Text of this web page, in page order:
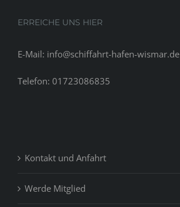
ERREICHE UNS HIER
E-Mail: info@schiffahrt-hafen-wismar.de
Telefon: 01723086835
Kontakt und Anfahrt
Werde Mitglied